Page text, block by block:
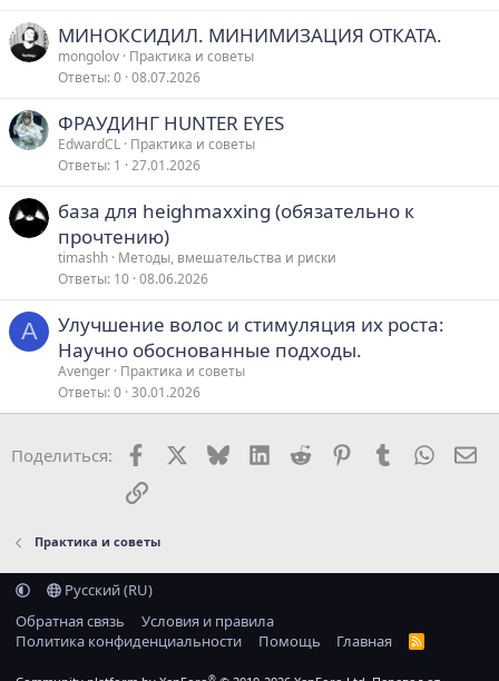
МИНОКСИДИЛ. МИНИМИЗАЦИЯ ОТКАТА.
mongolov Практика и советы
Ответы 0 08.07.2026
ФРАУДИНГ HUNTER EYES
EdwardCL Практика и советы
Ответы 1 27.01.2026
база для heighmaxxing (обязательно к
прочтению)
timashh Методы, вмешательства и риски
Ответы 10 08.06.2026
A
Улучшение волос и стимуляция их роста:
Научно обоснованные подходы.
Avenger Практика и советы
Ответы 0 30.01.2026
Поделиться: Facebook BlueskyLinkedIn
Reddit PinterestTumblr
Ссылка
Практика и советы
Русский (RU)
Обратная связь
Условия и правила
Политика конфиденциальности
Помощь Главная
R
®